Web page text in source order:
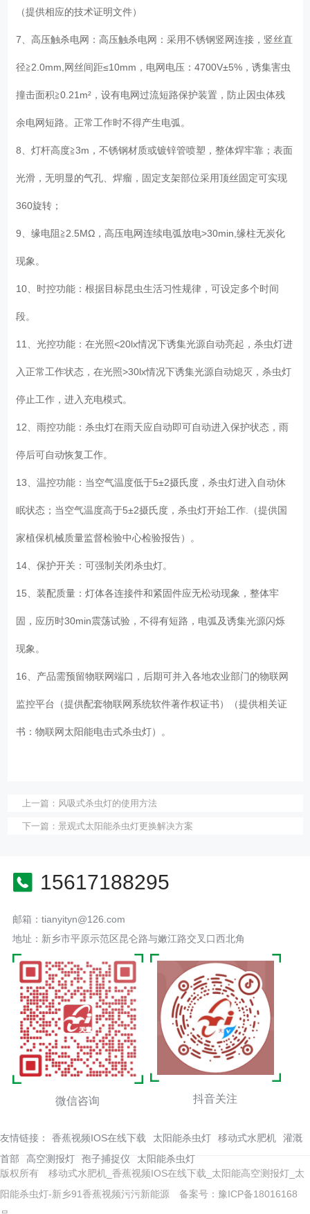
（提供相应的技术证明文件）
7、高压触杀电网：高压触杀电网：采用不锈钢竖网连接，竖丝直
径≧2.0mm,网丝间距≤10mm，电网电压：4700V±5%，诱集害虫
撞击面积≧0.21m²，设有电网过流短路保护装置，防止因虫体残
余电网短路。正常工作时不得产生电弧。
8、灯杆高度≧3m，不锈钢材质或镀锌管喷塑，整体焊牢靠；表面
光滑，无明显的气孔、焊瘤，固定支架部位采用顶丝固定可实现
360旋转；
9、缘电阻≧2.5MΩ，高压电网连续电弧放电>30min,缘柱无炭化
现象。
10、时控功能：根据目标昆虫生活习性规律，可设定多个时间
段。
11、光控功能：在光照<20lx情况下诱集光源自动亮起，杀虫灯进
入正常工作状态，在光照>30lx情况下诱集光源自动熄灭，杀虫灯
停止工作，进入充电模式。
12、雨控功能：杀虫灯在雨天应自动即可自动进入保护状态，雨
停后可自动恢复工作。
13、温控功能：当空气温度低于5±2摄氏度，杀虫灯进入自动休
眠状态；当空气温度高于5±2摄氏度，杀虫灯开始工作.（提供国
家植保机械质量监督检验中心检验报告）。
14、保护开关：可强制关闭杀虫灯。
15、装配质量：灯体各连接件和紧固件应无松动现象，整体牢
固，应历时30min震荡试验，不得有短路，电弧及诱集光源闪烁
现象。
16、产品需预留物联网端口，后期可并入各地农业部门的物联网
监控平台（提供配套物联网系统软件著作权证书）（提供相关证
书：物联网太阳能电击式杀虫灯）。
上一篇： 风吸式杀虫灯的使用方法
下一篇： 景观式太阳能杀虫灯更换解决方案
15617188295
邮箱：tianyityn@126.com
地址：新乡市平原示范区昆仑路与嫩江路交叉口西北角
微信咨询 抖音关注
友情链接： 香蕉视频IOS在线下载 太阳能杀虫灯 移动式水肥机
灌溉
首部
高空测报灯 孢子捕捉仪
太阳能杀虫灯
版权所有 移动式水肥机_香蕉视频IOS在线下载_太阳能高空测报灯_太
阳能杀虫灯-新乡91香蕉视频污污新能源 备案号：豫ICP备18016168